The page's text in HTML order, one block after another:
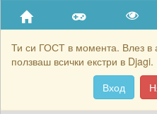
Ти си ГОСТ в момента. Влез в
ползваш всички екстри в Djagi.
Вход
Приятели
Хронология на игри